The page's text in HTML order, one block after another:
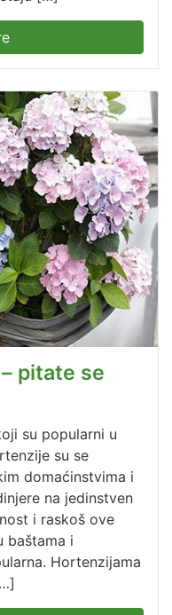
pitate se
su popularni u
su se
domaćinstvima i
na jedinstven
i raskoš ove
baštama i
Hortenzijama